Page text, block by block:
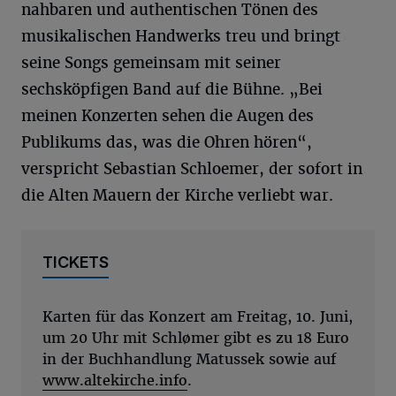
nahbaren und authentischen Tönen des
musikalischen Handwerks treu und bringt
seine Songs gemeinsam mit seiner
sechsköpfigen Band auf die Bühne. „Bei
meinen Konzerten sehen die Augen des
Publikums das, was die Ohren hören“,
verspricht Sebastian Schloemer, der sofort in
die Alten Mauern der Kirche verliebt war.
TICKETS
Karten für das Konzert am Freitag, 10. Juni,
um 20 Uhr mit Schlømer gibt es zu 18 Euro
in der Buchhandlung Matussek sowie auf
www.altekirche.info.